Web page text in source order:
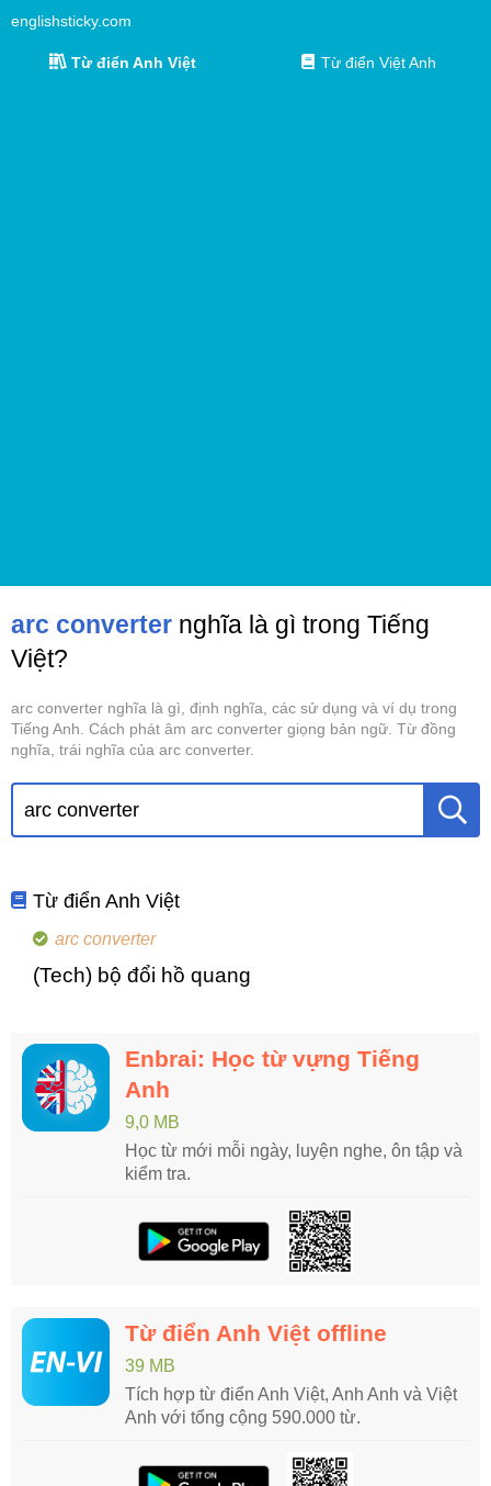
englishsticky.com
Từ điển Anh Việt Từ điển Việt Anh
arc converter nghĩa là gì trong Tiếng
Việt?
arc converter nghĩa là gì, định nghĩa, các sử dụng và ví dụ trong
Tiếng Anh. Cách phát âm arc converter giọng bản ngữ. Từ đồng
nghĩa, trái nghĩa của arc converter.
Từ điển Anh Việt
arc converter
(Tech) bộ đổi hồ quang
Enbrai: Học từ vựng Tiếng
Anh
9,0 MB
Học từ mới mỗi ngày, luyện nghe, ôn tập và
kiểm tra.
Từ điển Anh Việt offline
39 MB
Tích hợp từ điển Anh Việt, Anh Anh và Việt
Anh với tổng cộng 590.000 từ.